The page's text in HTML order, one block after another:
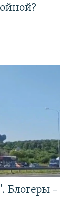
Блогеры –